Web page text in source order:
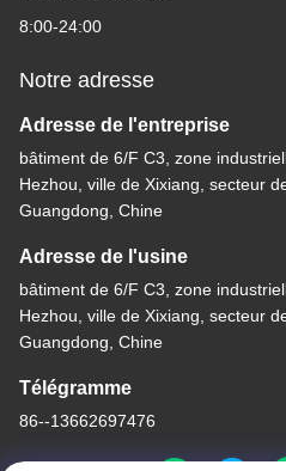
8:00-24:00
Notre adresse
Adresse de l'entreprise
bâtiment de 6/F C3, zone
Hezhou, ville de Xixiang, secteur
Guangdong, Chine
Adresse de l'usine
bâtiment de 6/F C3, zone
Hezhou, ville de Xixiang, secteur
Guangdong, Chine
Télégramme
86--13662697476